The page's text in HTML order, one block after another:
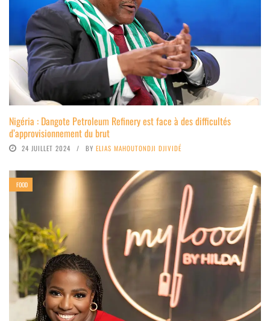
Nigéria : Dangote Petroleum Refinery est face à des difficultés
d’approvisionnement du brut
24 JUILLET 2024 BY ELIAS MAHOUTONDJI DJIVIDÉ
FOOD